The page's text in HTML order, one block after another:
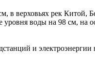
в верховьях рек
воды на 98 см, на
и